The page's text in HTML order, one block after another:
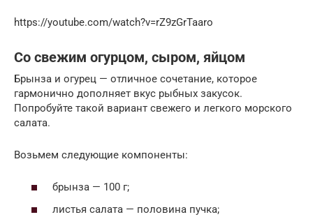
https://youtube.com/watch?v=rZ9zGrTaaro
Со свежим огурцом, сыром, яйцом
Брынза и огурец — отличное сочетание, которое
гармонично дополняет вкус рыбных закусок.
Попробуйте такой вариант свежего и легкого морского
салата.
Возьмем следующие компоненты:
брынза — 100 г;
листья салата — половина пучка;